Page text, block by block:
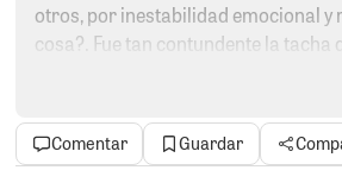
otros, por inestabilidad emocional y
cosa?. Fue tan contundente la tacha
25 alumnos, 21 votaron a favor de la
a los colegas del Colegio de
Anyoza aspira a ser decana de esta
parecer como se ve no cuenta con
Comentar Guardar